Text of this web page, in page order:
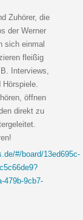
Zuhörer, die
der Werner
sich einmal
fleißig
Interviews,
Hörspiele.
öffnen
direkt zu
#/board/13ed695c-
479b-9cb7-